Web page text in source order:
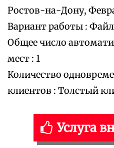
Ростов-на-Дону,
Вариант работы :
Общее число
мест : 1
Количество
клиентов : Толстый
Услуга